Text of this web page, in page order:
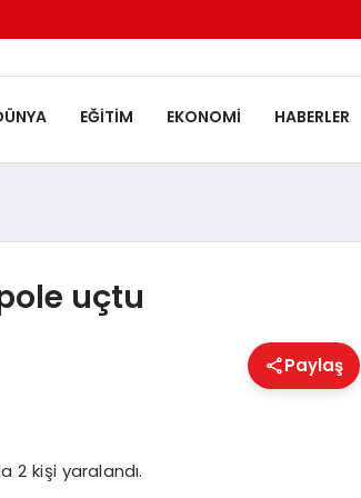
EĞITIM EKONOMI HABERLER
uçtu
Paylaş
2 kişi yaralandı.